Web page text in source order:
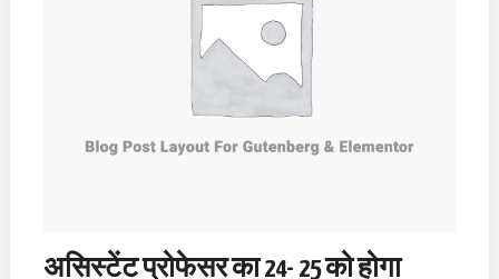
असिस्टेंट प्रोफेसर का 24- 25 को होगा